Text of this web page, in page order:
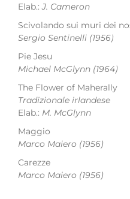
The Flower of Maherally
Tradizionale irlandese
Elab.: M. McGlynn
Pie Jesu
Michael McGlynn (1964)
Maggio
Marco Maiero (1956)
Carezze
Marco Maiero (1956)
Elab.:J. Cameron
Scivolando sui muri dei
Sergio Sentinelli (1956)